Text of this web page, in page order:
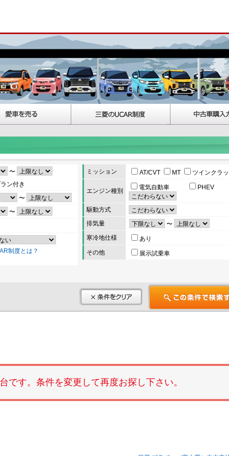
〜
ン付き
〜
〜
制度とは？
ミッション AT/CVT MT ツインクラ
エンジン種別 電気自動車 PHEV
駆動方式
排気量
〜
寒冷地仕様
あり
その他
展示試乗車
です。条件を変更して再度お探し下さい。